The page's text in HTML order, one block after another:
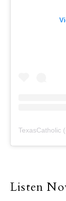
TexasCatholic
Listen